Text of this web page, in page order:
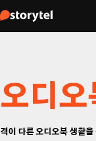
오디
격이 다른 오디오북 생활